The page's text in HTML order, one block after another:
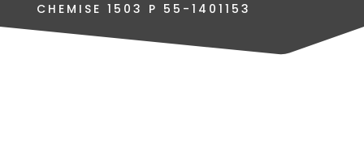
CHEMISE 1503 P 55-1401153